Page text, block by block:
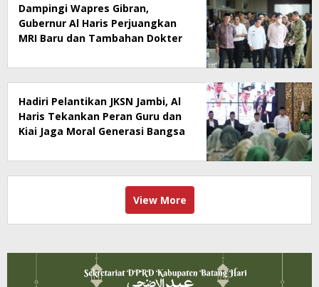
Dampingi Wapres Gibran,
Gubernur Al Haris Perjuangkan
MRI Baru dan Tambahan Dokter
Mattaher
Hadiri Pelantikan JKSN Jambi, Al
Haris Tekankan Peran Guru dan
Kiai Jaga Moral Generasi Bangsa
View More